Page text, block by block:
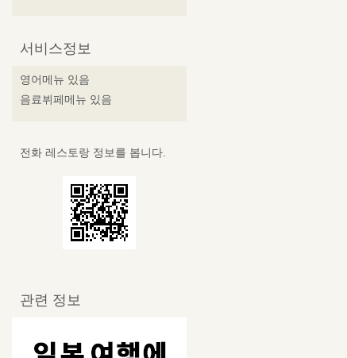
서비스정보
영어메뉴 있음
음료뷔페메뉴 있음
전화 레스토랑 정보를 봅니다.
관련 정보